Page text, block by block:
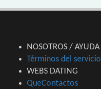
NOSOTROS / AYUDA
Términos del servicio
WEBS DATING
QueContactos